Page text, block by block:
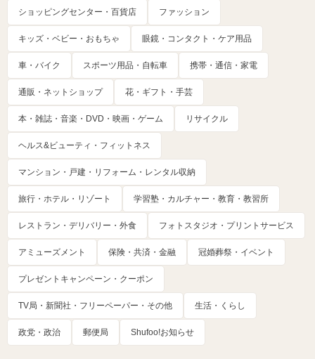
ショッピングセンター・百貨店 ファッション
キッズ・ベビー・おもちゃ 眼鏡・コンタクト・ケア用品
車・バイク スポーツ用品・自転車 携帯・通信・家電
通販・ネットショップ 花・ギフト・手芸
本・雑誌・音楽・DVD・映画・ゲーム リサイクル
ヘルス&ビューティ・フィットネス
マンション・戸建・リフォーム・レンタル収納
旅行・ホテル・リゾート 学習塾・カルチャー・教育・教習所
レストラン・デリバリー・外食 フォトスタジオ・プリントサービス
アミューズメント 保険・共済・金融 冠婚葬祭・イベント
プレゼントキャンペーン・クーポン
TV局・新聞社・フリーペーパー・その他 生活・くらし
政党・政治 郵便局 Shufoo!お知らせ